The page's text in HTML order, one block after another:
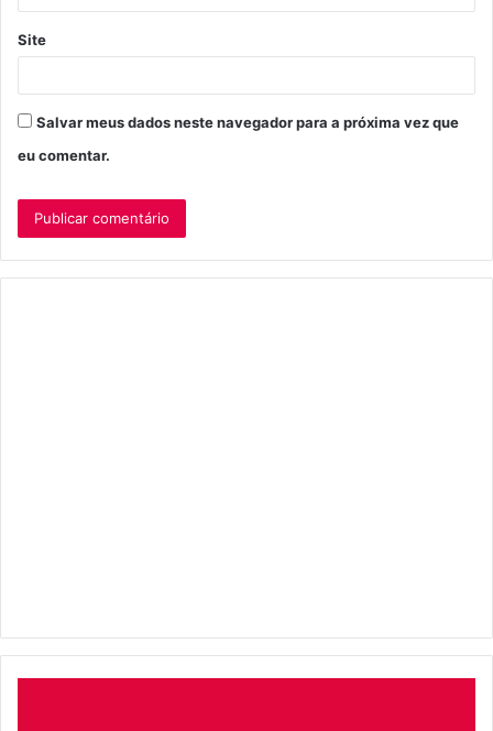
Site
Salvar meus dados neste navegador para a próxima vez que
eu comentar.